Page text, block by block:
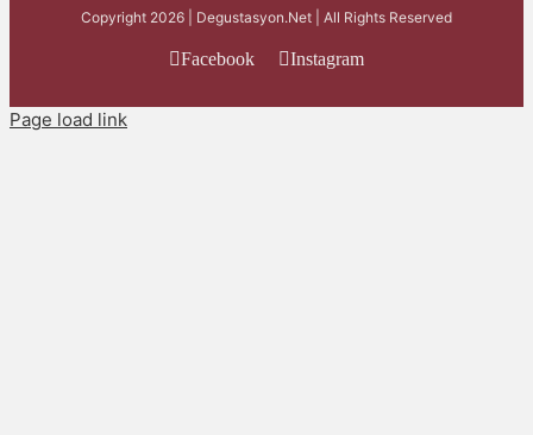
Copyright 2026 | Degustasyon.Net | All Rights Reserved
Facebook Instagram
Page load link